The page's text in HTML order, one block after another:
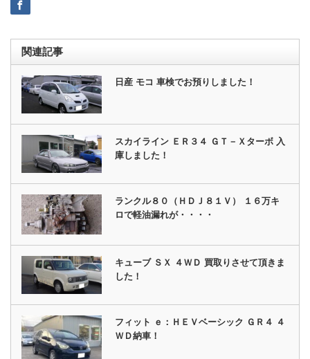
関連記事
日産 モコ 車検でお預りしました！
スカイライン ＥＲ３４ ＧＴ－Ｘターボ 入
庫しました！
ランクル８０（ＨＤＪ８１Ｖ） １６万キ
ロで軽油漏れが・・・・
キューブ ＳＸ ４ＷＤ 買取りさせて頂きま
した！
フィット ｅ：ＨＥＶベーシック ＧＲ４ ４
ＷＤ納車！